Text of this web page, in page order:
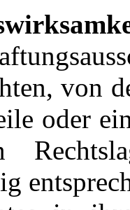
von
oder